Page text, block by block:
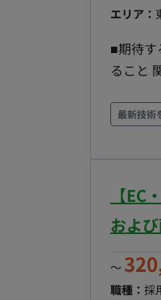
行います。 ■開発フェーズと予定 既存サービスのさらなるグロースフ
せる手
ど、マー
働スタ
エリア：
■期待するミッション 複数領域（
ること 関係各所（経理・開発・外部先）と円滑なコミュニケーションを図り、業務を円滑に進める
領域を幅広く担当い
告入
および設定 プレスリリース対応（月1回程度）：原稿作成、校正、
チーム
や経理部
SNS投
的にはチャ
最新技術
【
およ
〜
職種： 採